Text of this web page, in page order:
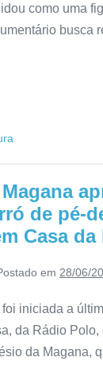
como uma
busca
de pé-
Casa
em 28/06/
iniciada a
da Rádio Polo,
da Magana,